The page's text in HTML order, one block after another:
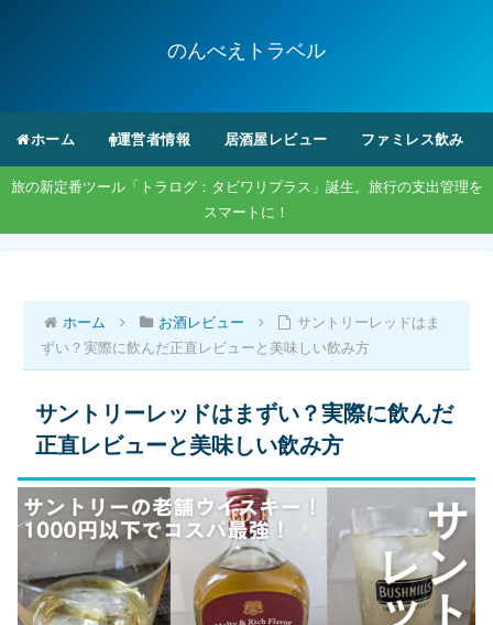
のんべえトラベル
ホーム 運営者情報 居酒屋レビュー ファミレス飲み
旅の新定番ツール「トラログ：タビワリプラス」誕生。旅行の支出管理を
スマートに！
ホーム お酒レビュー
サントリーレッドはま
ずい？実際に飲んだ正直レビューと美味しい飲み方
サントリーレッドはまずい？実際に飲んだ
正直レビューと美味しい飲み方